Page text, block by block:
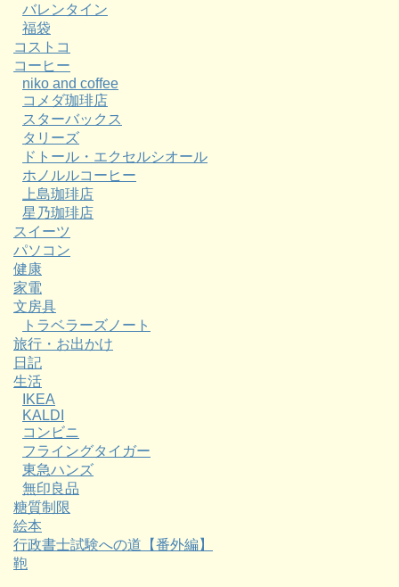
バレンタイン
福袋
コストコ
コーヒー
niko and coffee
コメダ珈琲店
スターバックス
タリーズ
ドトール・エクセルシオール
ホノルルコーヒー
上島珈琲店
星乃珈琲店
スイーツ
パソコン
健康
家電
文房具
トラベラーズノート
旅行・お出かけ
日記
生活
IKEA
KALDI
コンビニ
フライングタイガー
東急ハンズ
無印良品
糖質制限
絵本
行政書士試験への道【番外編】
鞄